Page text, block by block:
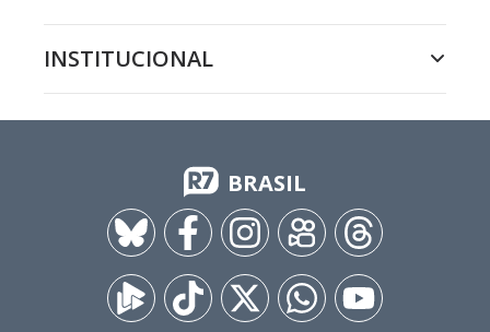
INSTITUCIONAL
BRASIL